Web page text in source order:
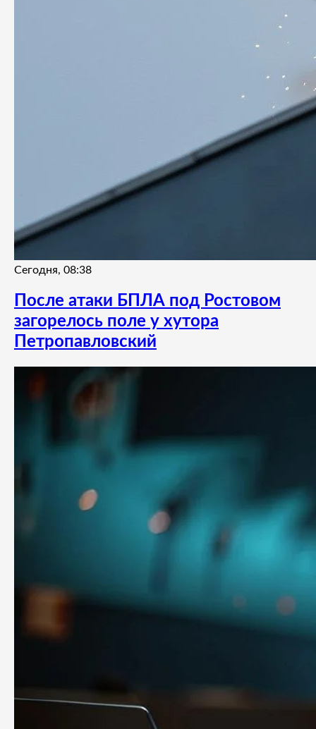
Сегодня, 08:38
После атаки БПЛА под Ростовом
загорелось поле у хутора
Петропавловский